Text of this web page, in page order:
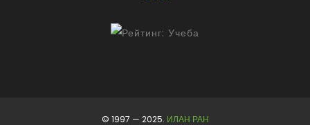
© 1997 — 2025. ИЛАН РАН